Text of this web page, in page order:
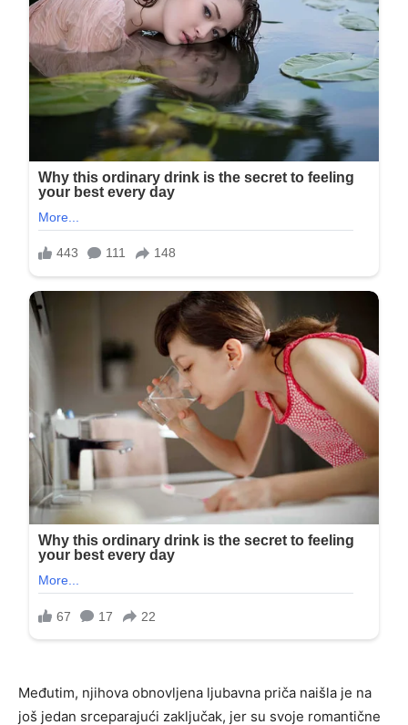
Međutim, njihova obnovljena ljubavna priča naišla je na
još jedan srceparajući zaključak, jer su svoje romantične